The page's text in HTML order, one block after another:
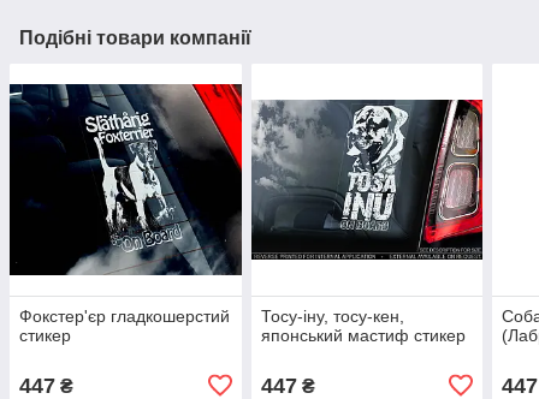
Подібні товари компанії
Фокстер'єр гладкошерстий
стикер
447 ₴
Тосу-іну, тосу-кен,
японський мастиф стикер
447₴ 447